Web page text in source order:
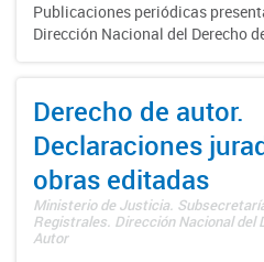
Publicaciones periódicas
Dirección Nacional del Derecho
Derecho de autor.
Declaraciones
obras editadas
Ministerio de Justicia.
Registrales. Dirección Nacional del
Autor